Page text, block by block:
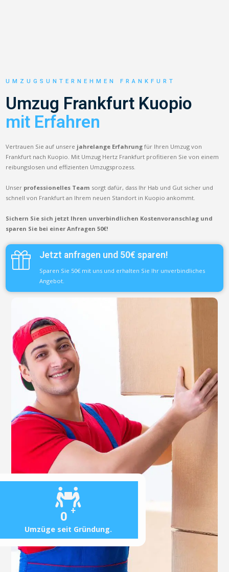
0 +
Umzüge seit Gründung.
UMZUGSUNTERNEHMEN FRANKFURT
Umzug Frankfurt Kuopio
mit Erfahren
Vertrauen Sie auf unsere jahrelange Erfahrung für Ihren Umzug von
Frankfurt nach Kuopio. Mit Umzug Hertz Frankfurt profitieren Sie von einem
reibungslosen und effizienten Umzugsprozess.
Unser professionelles Team sorgt dafür, dass Ihr Hab und Gut sicher und
schnell von Frankfurt an Ihrem neuen Standort in Kuopio ankommt.
Sichern Sie sich jetzt Ihren unverbindlichen Kostenvoranschlag und
sparen Sie bei einer Anfragen 50€!
Jetzt anfragen und 50€ sparen!
Sparen Sie 50€ mit uns und erhalten Sie Ihr unverbindliches
Angebot.